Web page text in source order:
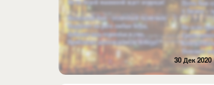
30 Дек 2020